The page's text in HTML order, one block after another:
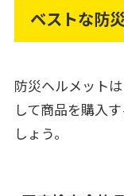
ベストな防
防災ヘルメット
して商品を購入
しょう。